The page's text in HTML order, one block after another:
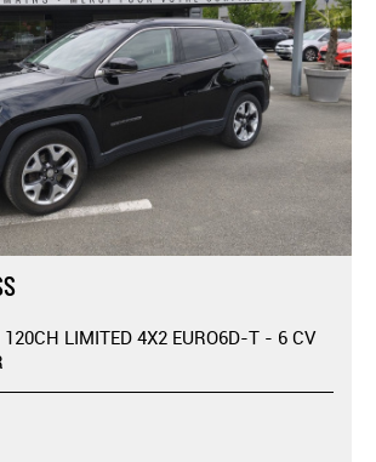
LIMITED 4X2 EURO6D-T - 6 CV